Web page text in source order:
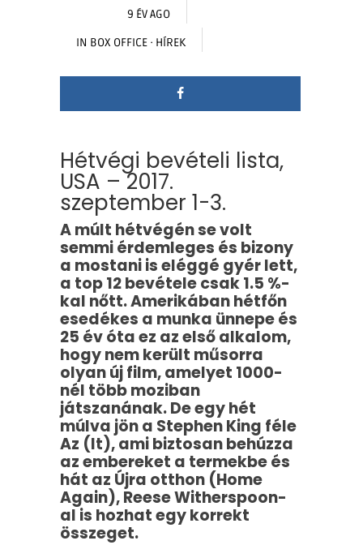
9 ÉV AGO
IN BOX OFFICE · HÍREK
Hétvégi bevételi lista,
USA – 2017.
szeptember 1-3.
A múlt hétvégén se volt
semmi érdemleges és bizony
a mostani is eléggé gyér lett,
a top 12 bevétele csak 1.5 %-
kal nőtt. Amerikában hétfőn
esedékes a munka ünnepe és
25 év óta ez az első alkalom,
hogy nem került műsorra
olyan új film, amelyet 1000-
nél több moziban
játszanának. De egy hét
múlva jön a Stephen King féle
Az (It), ami biztosan behúzza
az embereket a termekbe és
hát az Újra otthon (Home
Again), Reese Witherspoon-
al is hozhat egy korrekt
összeget.